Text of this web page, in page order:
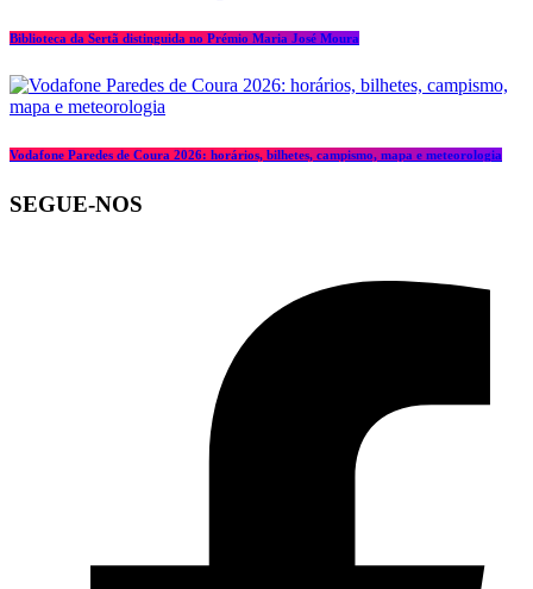
Biblioteca da Sertã distinguida no Prémio Maria José Moura
Vodafone Paredes de Coura 2026: horários, bilhetes, campismo, mapa e meteorologia
SEGUE-NOS